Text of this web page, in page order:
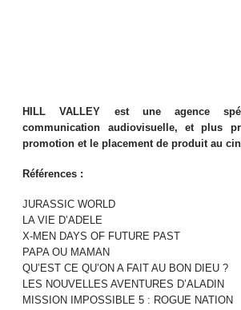
HILL VALLEY est une agence
communication audiovisuelle, et plus
promotion et le placement de produit au
Références :
JURASSIC WORLD
LA VIE D’ADELE
X-MEN DAYS OF FUTURE PAST
PAPA OU MAMAN
QU’EST CE QU’ON A FAIT AU BON DIEU ?
LES NOUVELLES AVENTURES D’ALADIN
MISSION IMPOSSIBLE 5 : ROGUE NATION